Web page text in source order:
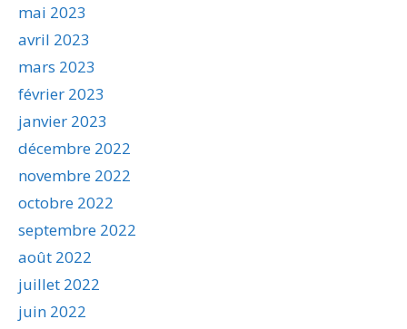
mai 2023
avril 2023
mars 2023
février 2023
janvier 2023
décembre 2022
novembre 2022
octobre 2022
septembre 2022
août 2022
juillet 2022
juin 2022